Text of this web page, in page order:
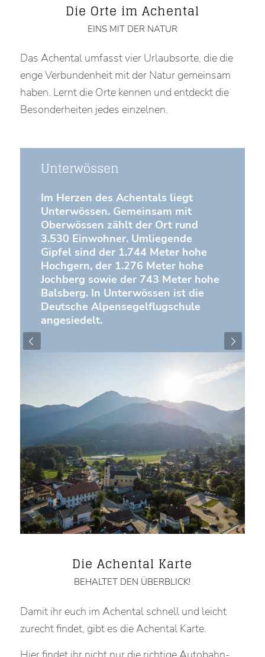
Die Orte im Achental
EINS MIT DER NATUR
Das Achental umfasst vier Urlaubsorte, die die
enge Verbundenheit mit der Natur gemeinsam
haben. Lernt die Orte kennen und entdeckt die
Besonderheiten jedes einzelnen.
Unterwössen
Im Herzen des Achentals liegt
Unterwössen. Gemeinsam mit
Oberwössen zählt der Ort rund
3.530 Einwohner. Umliegende
Gipfel sind der 1.744 Meter hohe
Hochgern, der 1.276 Meter hohe
Jochberg sowie der 743 Meter hohe
Balsberg. In Unterwössen ist die
Deutsche Alpensegelflugschule
angesiedelt.
Die Achental Karte
BEHALTET DEN ÜBERBLICK!
Damit ihr euch im Achental schnell und leicht
zurecht findet, gibt es die Achental Karte.